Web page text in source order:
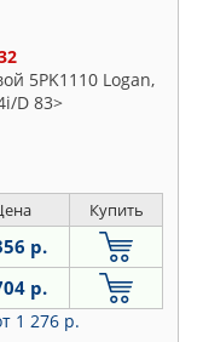
5PK1110 Logan,
D 83>
Купить
р.
р.
1 276 р.